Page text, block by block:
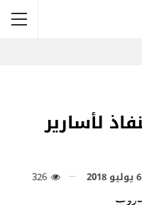
لأسارير
6 يوليو 2018